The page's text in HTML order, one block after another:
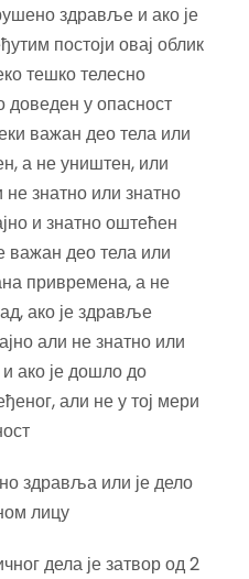
здравље и ако је
постоји овај облик
тешко телесно
доведен у опасност
важан део тела или
а не уништен, или
знатно или знатно
и знатно оштећен
део тела или
привремена, а не
ако је здравље
али не знатно или
ако је дошло до
али не у тој мери
здравља или је дело
лицу
дела је затвор од 2